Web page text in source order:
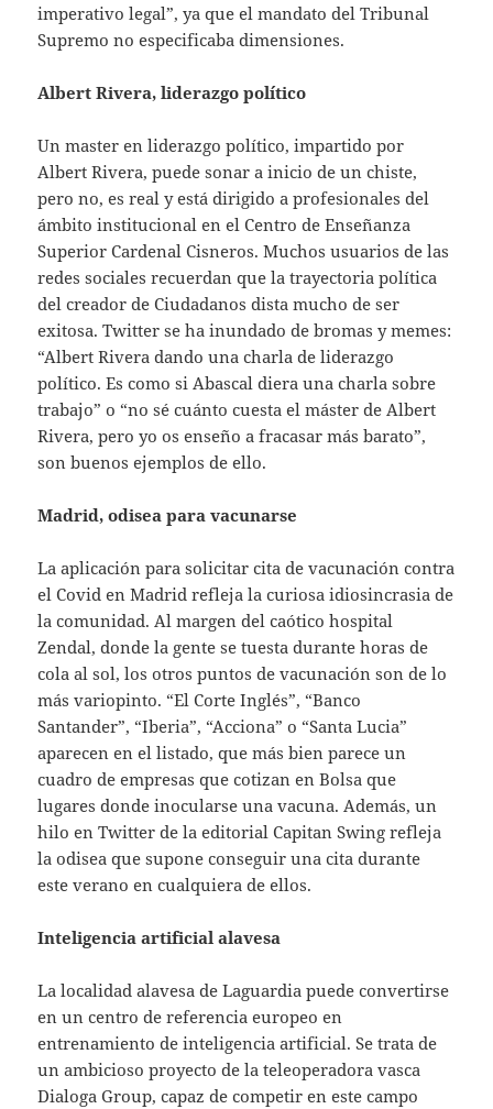
imperativo legal”, ya que el mandato del Tribunal
Supremo no especificaba dimensiones.
Albert Rivera, liderazgo político
Un master en liderazgo político, impartido por
Albert Rivera, puede sonar a inicio de un chiste,
pero no, es real y está dirigido a profesionales del
ámbito institucional en el Centro de Enseñanza
Superior Cardenal Cisneros. Muchos usuarios de las
redes sociales recuerdan que la trayectoria política
del creador de Ciudadanos dista mucho de ser
exitosa. Twitter se ha inundado de bromas y memes:
“Albert Rivera dando una charla de liderazgo
político. Es como si Abascal diera una charla sobre
trabajo” o “no sé cuánto cuesta el máster de Albert
Rivera, pero yo os enseño a fracasar más barato”,
son buenos ejemplos de ello.
Madrid, odisea para vacunarse
La aplicación para solicitar cita de vacunación contra
el Covid en Madrid refleja la curiosa idiosincrasia de
la comunidad. Al margen del caótico hospital
Zendal, donde la gente se tuesta durante horas de
cola al sol, los otros puntos de vacunación son de lo
más variopinto. “El Corte Inglés”, “Banco
Santander”, “Iberia”, “Acciona” o “Santa Lucia”
aparecen en el listado, que más bien parece un
cuadro de empresas que cotizan en Bolsa que
lugares donde inocularse una vacuna. Además, un
hilo en Twitter de la editorial Capitan Swing refleja
la odisea que supone conseguir una cita durante
este verano en cualquiera de ellos.
Inteligencia artificial alavesa
La localidad alavesa de Laguardia puede convertirse
en un centro de referencia europeo en
entrenamiento de inteligencia artificial. Se trata de
un ambicioso proyecto de la teleoperadora vasca
Dialoga Group, capaz de competir en este campo